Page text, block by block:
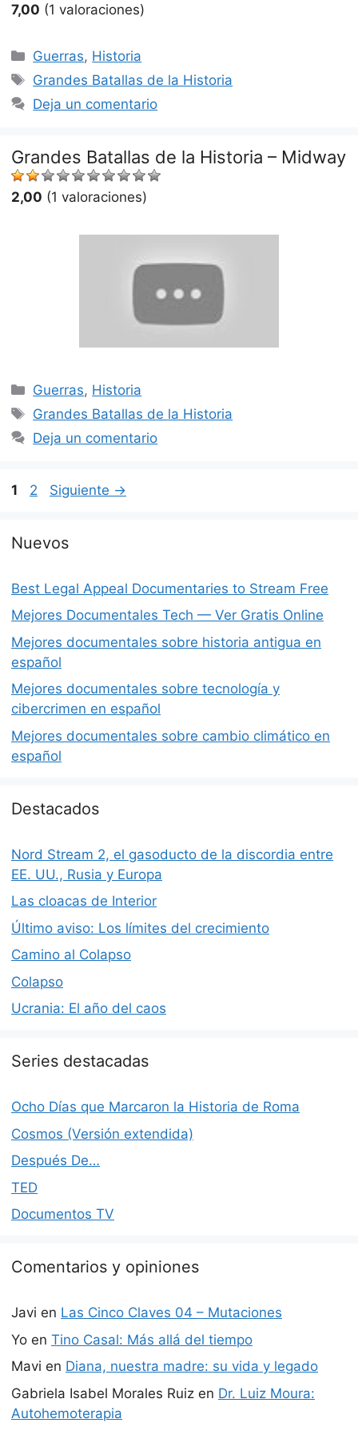
7,00 (1 valoraciones)
Categorías
Guerras, Historia
Etiquetas
Grandes Batallas de la Historia
Deja un comentario
Grandes Batallas de la Historia – Midway
2,00 (1 valoraciones)
Categorías
Guerras, Historia
Etiquetas
Grandes Batallas de la Historia
Deja un comentario
Página
1 Página
2 Siguiente →
Nuevos
Best Legal Appeal Documentaries to Stream Free
Mejores Documentales Tech — Ver Gratis Online
Mejores documentales sobre historia antigua en
español
Mejores documentales sobre tecnología y
cibercrimen en español
Mejores documentales sobre cambio climático en
español
Destacados
Nord Stream 2, el gasoducto de la discordia entre
EE. UU., Rusia y Europa
Las cloacas de Interior
Último aviso: Los límites del crecimiento
Camino al Colapso
Colapso
Ucrania: El año del caos
Series destacadas
Ocho Días que Marcaron la Historia de Roma
Cosmos (Versión extendida)
Después De…
TED
Documentos TV
Comentarios y opiniones
Javi en Las Cinco Claves 04 – Mutaciones
Yo en Tino Casal: Más allá del tiempo
Mavi en Diana, nuestra madre: su vida y legado
Gabriela Isabel Morales Ruiz en Dr. Luiz Moura:
Autohemoterapia